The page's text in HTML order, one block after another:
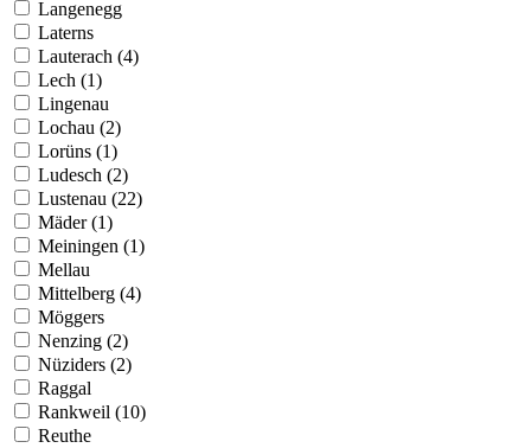
Langenegg
Laterns
Lauterach (4)
Lech (1)
Lingenau
Lochau (2)
Lorüns (1)
Ludesch (2)
Lustenau (22)
Mäder (1)
Meiningen (1)
Mellau
Mittelberg (4)
Möggers
Nenzing (2)
Nüziders (2)
Raggal
Rankweil (10)
Reuthe